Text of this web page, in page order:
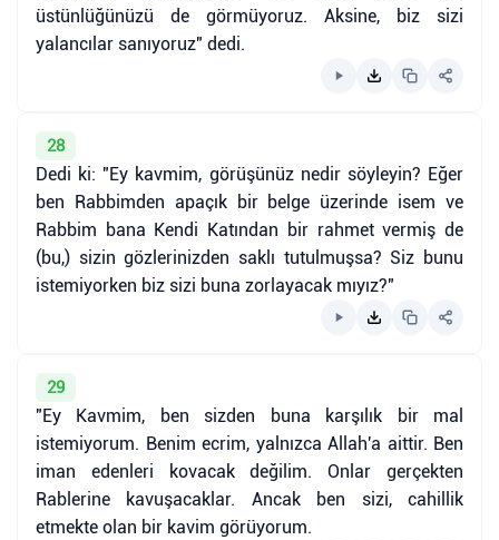
üstünlüğünüzü de görmüyoruz. Aksine, biz sizi
yalancılar sanıyoruz" dedi.
28
Dedi ki: "Ey kavmim, görüşünüz nedir söyleyin? Eğer
ben Rabbimden apaçık bir belge üzerinde isem ve
Rabbim bana Kendi Katından bir rahmet vermiş de
(bu,) sizin gözlerinizden saklı tutulmuşsa? Siz bunu
istemiyorken biz sizi buna zorlayacak mıyız?"
29
"Ey Kavmim, ben sizden buna karşılık bir mal
istemiyorum. Benim ecrim, yalnızca Allah'a aittir. Ben
iman edenleri kovacak değilim. Onlar gerçekten
Rablerine kavuşacaklar. Ancak ben sizi, cahillik
etmekte olan bir kavim görüyorum.